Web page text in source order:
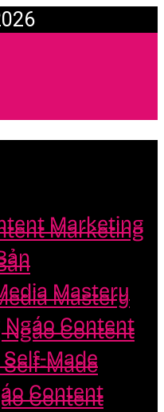
Marketing
Mastery
Ngáo Content
Made
Content
Marketing
Mastery
Ngáo Content
Made
Content